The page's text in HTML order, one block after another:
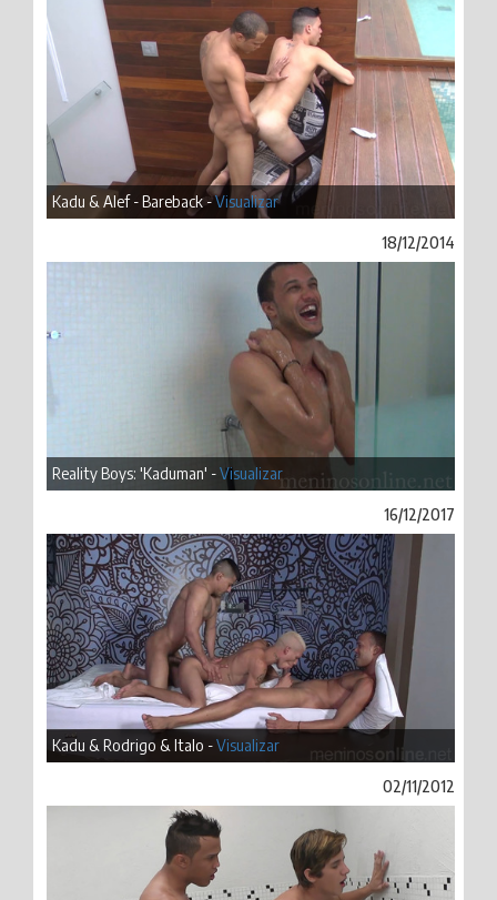
Kadu & Alef - Bareback -Visualizar
18/12/2014
Reality Boys: 'Kaduman' -Visualizar
16/12/2017
Kadu & Rodrigo & Italo -Visualizar
02/11/2012